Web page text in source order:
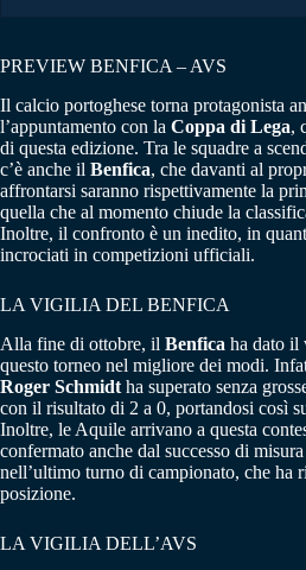
PREVIEW BENFICA – AVS
Il calcio portoghese torna protagonista
l’appuntamento con la Coppa di Lega,
di questa edizione. Tra le squadre a
c’è anche il Benfica, che davanti al
affrontarsi saranno rispettivamente la
quella che al momento chiude la
Inoltre, il confronto è un inedito, in
incrociati in competizioni ufficiali.
LA VIGILIA DEL BENFICA
Alla fine di ottobre, il Benfica ha dato il
questo torneo nel migliore dei modi.
Roger Schmidt ha superato senza
con il risultato di 2 a 0, portandosi così
Inoltre, le Aquile arrivano a questa
confermato anche dal successo di
nell’ultimo turno di campionato, che ha
posizione.
LA VIGILIA DELL’AVS